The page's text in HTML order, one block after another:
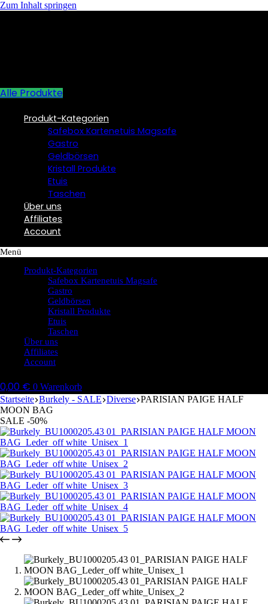
Zum Inhalt springen
Alle Produkte
Produkt-Kategorien
Safebox Kartenetuis Magsafe
Gastro
Geldbörsen
Kristall Produkte
Etuis
Taschen
Über uns
Affiliates
Account
Menü
Produkt-Kategorien
Safebox Kartenetuis Magsafe
Gastro
Geldbörsen
Kristall Produkte
Etuis
Taschen
Über uns
Affiliates
Account
0,00 € 0 Warenkorb
Startseite Burkely - SALE Diverse PARISIAN PAIGE HALF
MOON BAG
SALE -50%